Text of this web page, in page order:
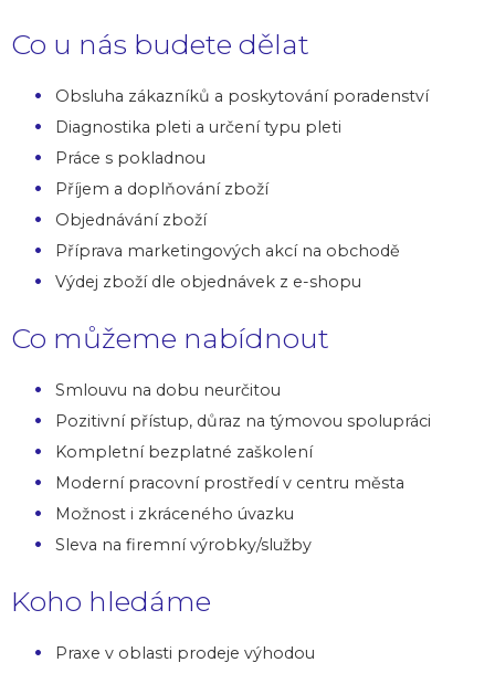
Co u nás budete dělat
Obsluha zákazníků a poskytování poradenství
Diagnostika pleti a určení typu pleti
Práce s pokladnou
Příjem a doplňování zboží
Objednávání zboží
Příprava marketingových akcí na obchodě
Výdej zboží dle objednávek z e-shopu
Co můžeme nabídnout
Smlouvu na dobu neurčitou
Pozitivní přístup, důraz na týmovou spolupráci
Kompletní bezplatné zaškolení
Moderní pracovní prostředí v centru města
Možnost i zkráceného úvazku
Sleva na firemní výrobky/služby
Koho hledáme
Praxe v oblasti prodeje výhodou